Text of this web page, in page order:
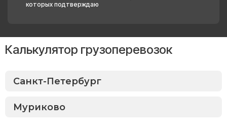
которых подтверждаю
Калькулятор грузоперевозок